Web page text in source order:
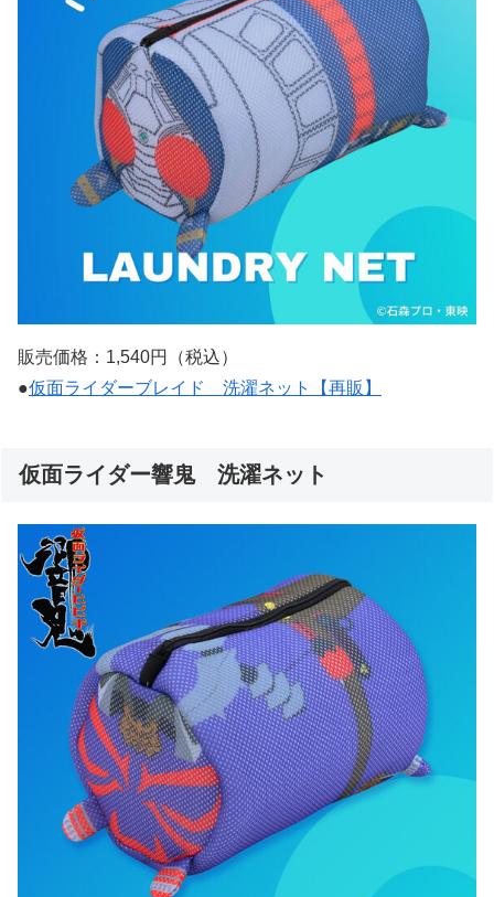
販売価格：1,540円（税込）
●仮面ライダーブレイド 洗濯ネット【再販】
仮面ライダー響鬼 洗濯ネット